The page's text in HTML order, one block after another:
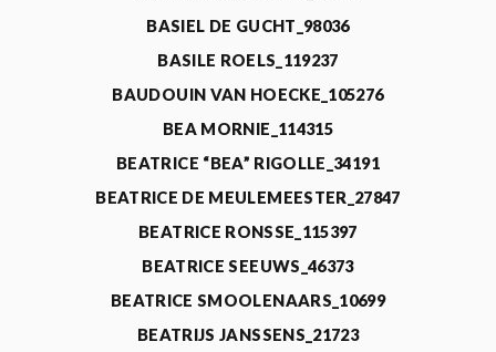
BASIEL DE GUCHT_98036
BASILE ROELS_119237
BAUDOUIN VAN HOECKE_105276
BEA MORNIE_114315
BEATRICE “BEA” RIGOLLE_34191
BEATRICE DE MEULEMEESTER_27847
BEATRICE RONSSE_115397
BEATRICE SEEUWS_46373
BEATRICE SMOOLENAARS_10699
BEATRIJS JANSSENS_21723